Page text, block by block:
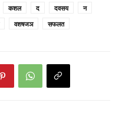
कशल द दवसय न
वशषजञ सफलत